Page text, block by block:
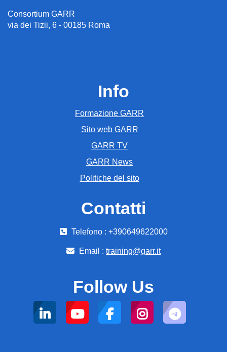
Consortium GARR
via dei Tizii, 6 - 00185 Roma
Info
Formazione GARR
Sito web GARR
GARR TV
GARR News
Politiche del sito
Contatti
Telefono : +390649622000
Email : training@garr.it
Follow Us